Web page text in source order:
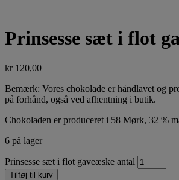
Prinsesse sæt i flot
kr120,00
Bemærk: Vores chokolade er håndlavet og
på forhånd, også ved afhentning i butik.
Chokoladen er produceret i 58 Mørk, 32 %
6 på lager
Prinsesse sæt i flot gaveæske antal
Tilføj til kurv